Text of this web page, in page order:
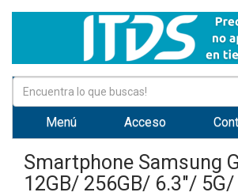
Menú Acceso
Smartphone Samsung
12GB/ 256GB/ 6.3"/